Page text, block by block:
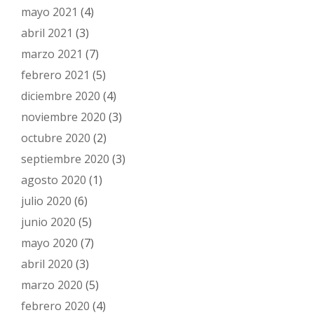
mayo 2021 (4)
abril 2021 (3)
marzo 2021 (7)
febrero 2021 (5)
diciembre 2020 (4)
noviembre 2020 (3)
octubre 2020 (2)
septiembre 2020 (3)
agosto 2020 (1)
julio 2020 (6)
junio 2020 (5)
mayo 2020 (7)
abril 2020 (3)
marzo 2020 (5)
febrero 2020 (4)